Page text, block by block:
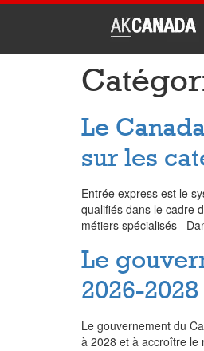
Le
sur les
Entrée express est le
qualifiés dans le cadre
métiers spécialisés
Le
2026-2028
Le gouvernement du
à 2028 et à accroître le